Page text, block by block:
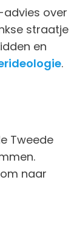
advies over
straatje
en
.
Tweede
naar